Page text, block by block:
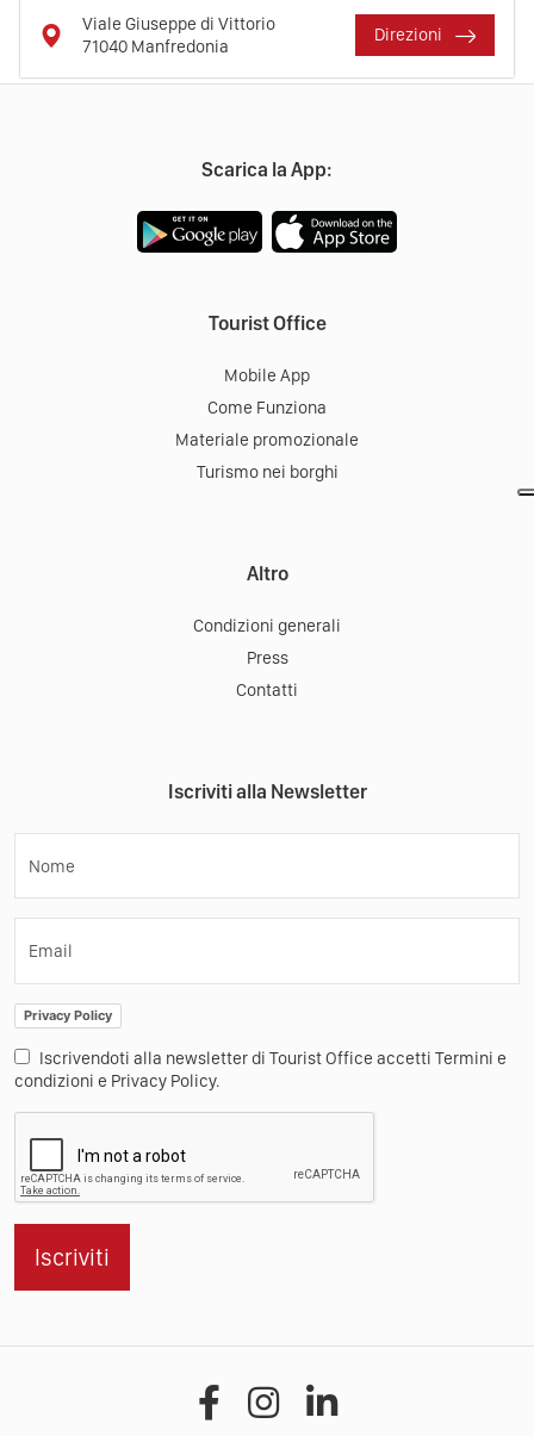
Viale Giuseppe di Vittorio
71040 Manfredonia
Direzioni
Scarica la App:
Tourist Office
Mobile App
Come Funziona
Materiale promozionale
Turismo nei borghi
Altro
Condizioni generali
Press
Contatti
Iscriviti alla Newsletter
Nome
Email
Privacy Policy
Iscrivendoti alla newsletter di Tourist Office accetti Termini e
condizioni e Privacy Policy.
Iscriviti